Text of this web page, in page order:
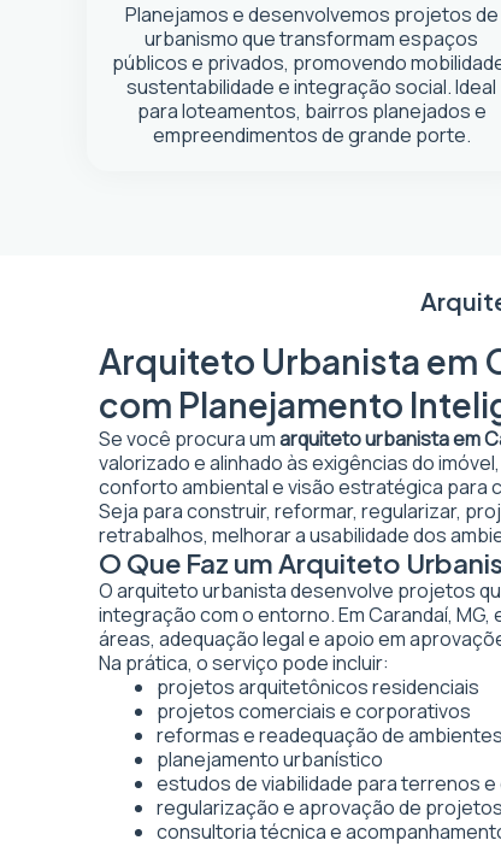
Planejamos e desenvolvemos projetos de
urbanismo que transformam espaços
públicos e privados, promovendo
sustentabilidade e integração social. Ideal
para loteamentos, bairros planejados e
empreendimentos de grande porte.
Arquiteto Urbanista em
com Planejamento
Se você procura umarquiteto urbanista em
valorizado e alinhado às exigências do
conforto ambiental e visão estratégica para
Seja para construir, reformar, regularizar,
retrabalhos, melhorar a usabilidade dos
O Que Faz um Arquiteto
O arquiteto urbanista desenvolve projetos
integração com o entorno. Em Carandaí,
áreas, adequação legal e apoio em
Na prática, o serviço pode incluir:
projetos arquitetônicos residenciais
projetos comerciais e corporativos
reformas e readequação de ambientes
planejamento urbanístico
estudos de viabilidade para terrenos
regularização e aprovação de projetos
consultoria técnica e